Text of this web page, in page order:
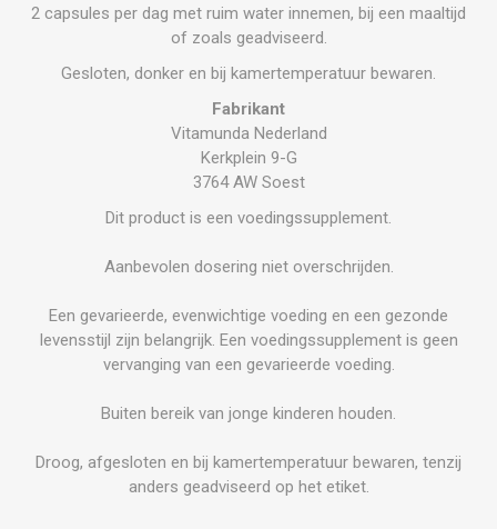
2 capsules per dag met ruim water innemen, bij een maaltijd
of zoals geadviseerd.
Gesloten, donker en bij kamertemperatuur bewaren.
Fabrikant
Vitamunda Nederland
Kerkplein 9-G
3764 AW Soest
Dit product is een voedingssupplement.
Aanbevolen dosering niet overschrijden.
Een gevarieerde, evenwichtige voeding en een gezonde
levensstijl zijn belangrijk. Een voedingssupplement is geen
vervanging van een gevarieerde voeding.
Buiten bereik van jonge kinderen houden.
Droog, afgesloten en bij kamertemperatuur bewaren, tenzij
anders geadviseerd op het etiket.